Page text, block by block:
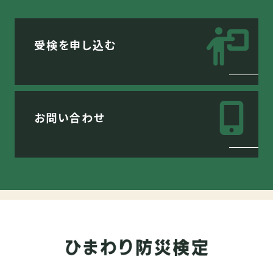
受検を申し込む
お問い合わせ